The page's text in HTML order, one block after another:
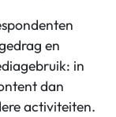
en
in
dan
activiteiten.